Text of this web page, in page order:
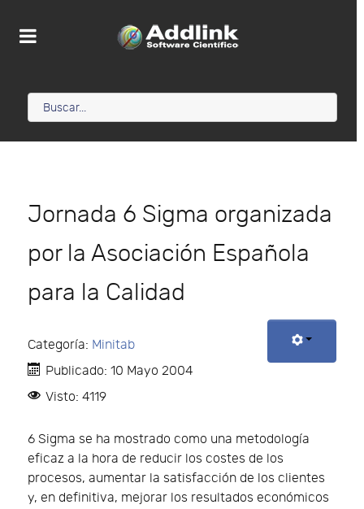
Jornada 6 Sigma organizada
por la Asociación Española
para la Calidad
Categoría: Minitab
Publicado: 10 Mayo 2004
Visto: 4119
6 Sigma se ha mostrado como una metodología
eficaz a la hora de reducir los costes de los
procesos, aumentar la satisfacción de los clientes
y, en definitiva, mejorar los resultados económicos